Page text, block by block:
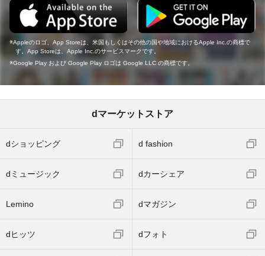
Appleのロゴ、App Storeは、米国もしくはその他の国や地域におけるApple Inc.の商標で
す。App Storeは、Apple Inc.のサービスマークです。
Google Play および Google Play ロゴは Google LLC の商標です。
dマーケットストア
dショッピング d fashion
dミュージック dカーシェア
Lemino dマガジン
dヒッツ dフォト